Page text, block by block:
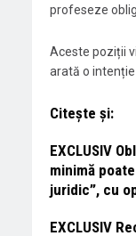
profeseze
Aceste poziții
arată o
Citește și:
EXCLUSIV
minimă
juridic”, cu
EXCLUSIV